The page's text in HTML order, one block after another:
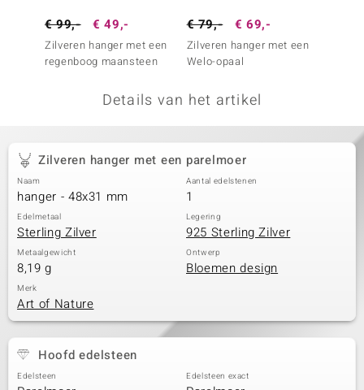
€ 99,- € 49,-
Zilveren hanger met een
regenboog maansteen
€ 79,- € 69,-
Zilveren hanger met een
Welo-opaal
Details van het artikel
Zilveren hanger met een parelmoer
Naam
hanger - 48x31 mm
Aantal edelstenen
1
Edelmetaal
Sterling Zilver
Legering
925 Sterling Zilver
Metaalgewicht
8,19 g
Ontwerp
Bloemen design
Merk
Art of Nature
Hoofd edelsteen
Edelsteen Edelsteen exact